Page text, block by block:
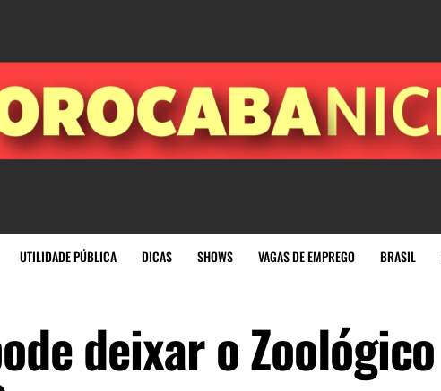
UTILIDADE PÚBLICA DICAS SHOWS VAGAS DE EMPREGO BRASIL
deixar o